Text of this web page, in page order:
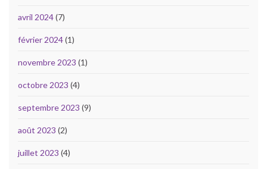
avril 2024(7)
février 2024(1)
novembre 2023 (1)
octobre 2023 (4)
septembre 2023 (9)
août 2023 (2)
juillet 2023 (4)